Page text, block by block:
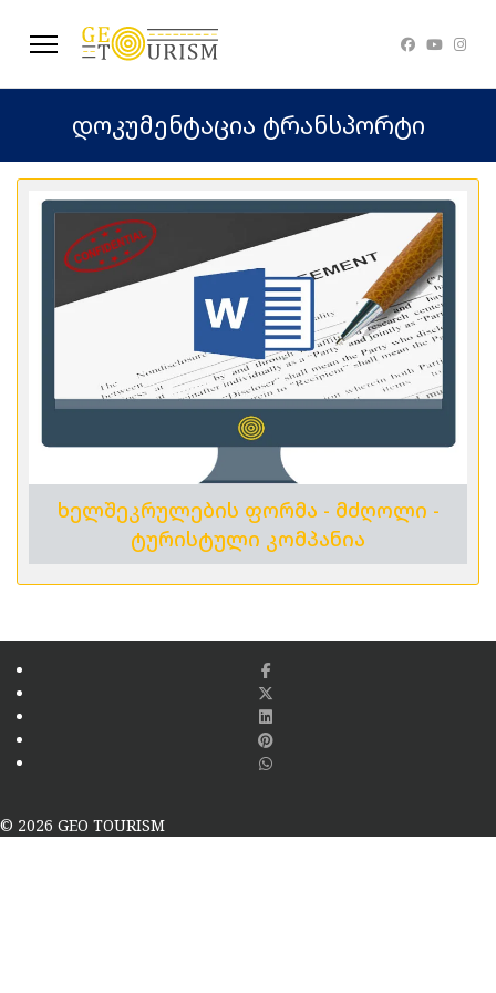
დოკუმენტაცია ტრანსპორტი
ხელშეკრულების ფორმა - მძღოლი -
ტურისტული კომპანია
© 2026 GEO TOURISM